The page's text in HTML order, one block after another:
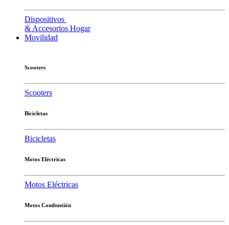
Dispositivos
& Accesorios Hogar
Movilidad
Scooters
Scooters
Bicicletas
Bicicletas
Motos Eléctricas
Motos Eléctricas
Motos Combustión